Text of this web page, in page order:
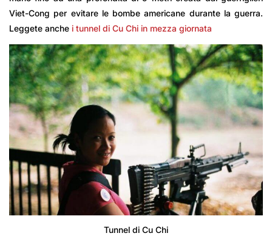
Viet-Cong per evitare le bombe americane durante la guerra.
Leggete anche i tunnel di Cu Chi in mezza giornata
Tunnel di Cu Chi